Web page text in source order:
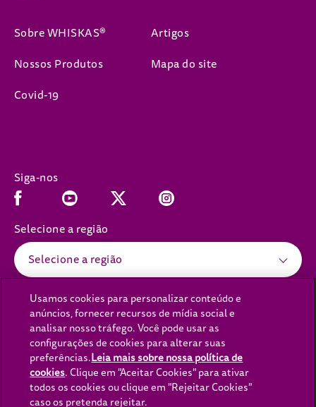
Sobre WHISKAS®
Artigos
Nossos Produtos
Mapa do site
Covid-19
Siga-nos
Facebook (opens in new window)
Youtube (opens in new window)
x (opens in new window)Instagram (opens in new window)
Política de Privacidade(opens in new window)
Política de cookies(opens in new window)
Aviso Legal(opens in new window)Acessibilidade(opens in new window)
Fale Conosco Lei da Escravidão Moderna
Lei Transparência Cadeia(opens in new window)
Opções de Anúncio(opens in new
Selecione a região
Selecione a região
Usamos cookies para personalizar conteúdo e
anúncios, fornecer recursos de mídia social e
analisar nosso tráfego. Você pode usar as
configurações de cookies para alterar suas
preferências.Leia mais sobre nossa política de
cookies(opens in a new tab)
. Clique em "Aceitar Cookies" para ativar
todos os cookies ou clique em "Rejeitar Cookies"
caso os pretenda rejeitar.